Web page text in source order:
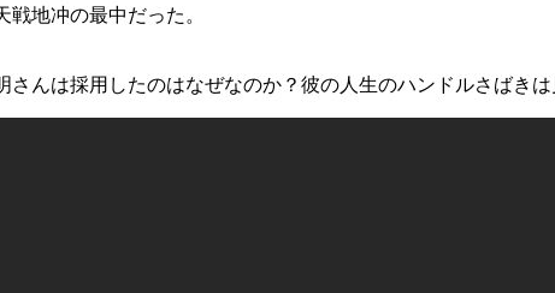
地冲の最中だった。
んは採用したのはなぜなのか？彼の人生のハンドルさばき